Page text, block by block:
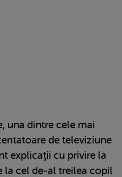
una dintre cele mai
de televiziune
explicaţii cu privire la
la cel de-al treilea copil